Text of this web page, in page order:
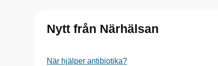
Nytt från Närhälsan
När hjälper antibiotika?